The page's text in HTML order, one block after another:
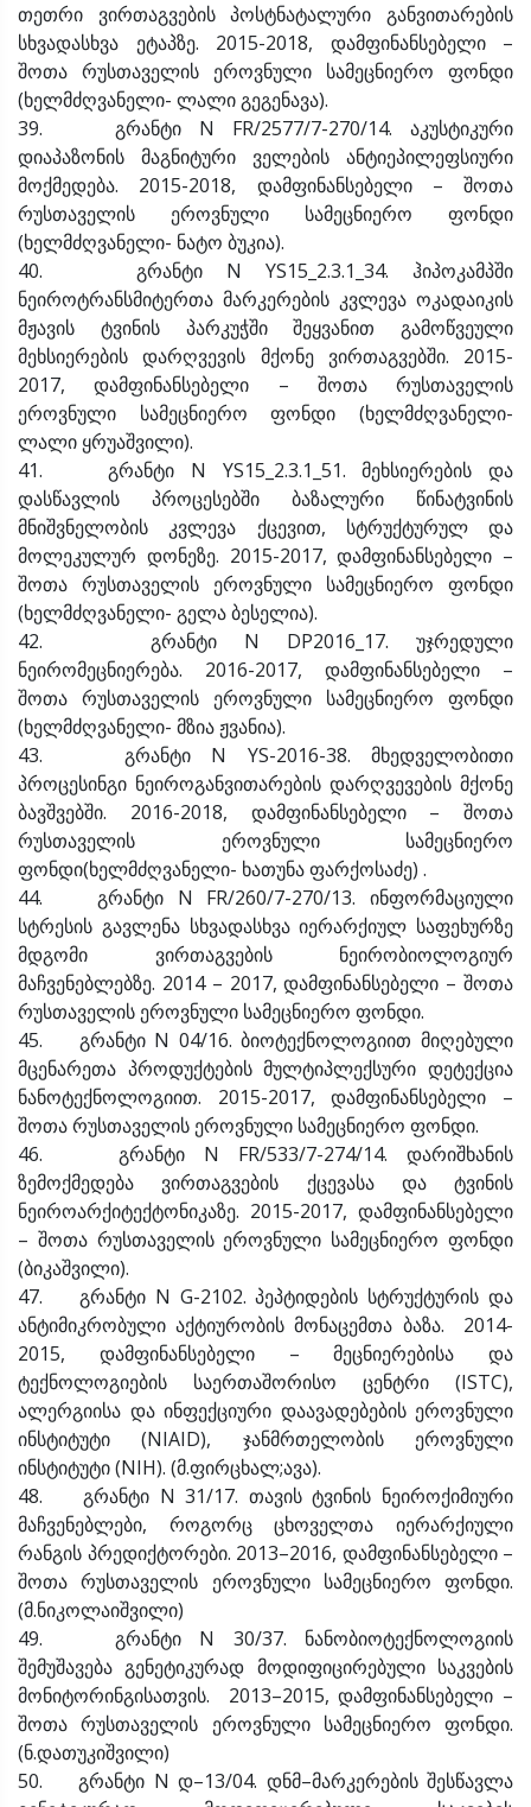
თეთრი ვირთაგვების პოსტნატალური განვითარების
სხვადასხვა ეტაპზე. 2015-2018, დამფინანსებელი –
შოთა რუსთაველის ეროვნული სამეცნიერო ფონდი
(ხელმძღვანელი- ლალი გეგენავა).
39. გრანტი N FR/2577/7-270/14. აკუსტიკური
დიაპაზონის მაგნიტური ველების ანტიეპილეფსიური
მოქმედება. 2015-2018, დამფინანსებელი – შოთა
რუსთაველის ეროვნული სამეცნიერო ფონდი
(ხელმძღვანელი- ნატო ბუკია).
40. გრანტი N YS15_2.3.1_34. ჰიპოკამპში
ნეიროტრანსმიტერთა მარკერების კვლევა ოკადაიკის
მჟავის ტვინის პარკუჭში შეყვანით გამოწვეული
მეხსიერების დარღვევის მქონე ვირთაგვებში. 2015-
2017, დამფინანსებელი – შოთა რუსთაველის
ეროვნული სამეცნიერო ფონდი (ხელმძღვანელი-
ლალი ყრუაშვილი).
41. გრანტი N YS15_2.3.1_51. მეხსიერების და
დასწავლის პროცესებში ბაზალური წინატვინის
მნიშვნელობის კვლევა ქცევით, სტრუქტურულ და
მოლეკულურ დონეზე. 2015-2017, დამფინანსებელი –
შოთა რუსთაველის ეროვნული სამეცნიერო ფონდი
(ხელმძღვანელი- გელა ბესელია).
42. გრანტი N DP2016_17. უჯრედული
ნეირომეცნიერება. 2016-2017, დამფინანსებელი –
შოთა რუსთაველის ეროვნული სამეცნიერო ფონდი
(ხელმძღვანელი- მზია ჟვანია).
43. გრანტი N YS-2016-38. მხედველობითი
პროცესინგი ნეიროგანვითარების დარღვევების მქონე
ბავშვებში. 2016-2018, დამფინანსებელი – შოთა
რუსთაველის ეროვნული სამეცნიერო
ფონდი(ხელმძღვანელი- ხათუნა ფარქოსაძე) .
44. გრანტი N FR/260/7-270/13. ინფორმაციული
სტრესის გავლენა სხვადასხვა იერარქიულ საფეხურზე
მდგომი ვირთაგვების ნეირობიოლოგიურ
მაჩვენებლებზე. 2014 – 2017, დამფინანსებელი – შოთა
რუსთაველის ეროვნული სამეცნიერო ფონდი.
45. გრანტი N 04/16. ბიოტექნოლოგიით მიღებული
მცენარეთა პროდუქტების მულტიპლექსური დეტექცია
ნანოტექნოლოგიით. 2015-2017, დამფინანსებელი –
შოთა რუსთაველის ეროვნული სამეცნიერო ფონდი.
46. გრანტი N FR/533/7-274/14. დარიშხანის
ზემოქმედება ვირთაგვების ქცევასა და ტვინის
ნეიროარქიტექტონიკაზე. 2015-2017, დამფინანსებელი
– შოთა რუსთაველის ეროვნული სამეცნიერო ფონდი
(ბიკაშვილი).
47. გრანტი N G-2102. პეპტიდების სტრუქტურის და
ანტიმიკრობული აქტიურობის მონაცემთა ბაზა. 2014-
2015, დამფინანსებელი – მეცნიერებისა და
ტექნოლოგიების საერთაშორისო ცენტრი (ISTC),
ალერგიისა და ინფექციური დაავადებების ეროვნული
ინსტიტუტი (NIAID), ჯანმრთელობის ეროვნული
ინსტიტუტი (NIH). (მ.ფირცხალ;ავა).
48. გრანტი N 31/17. თავის ტვინის ნეიროქიმიური
მაჩვენებლები, როგორც ცხოველთა იერარქიული
რანგის პრედიქტორები. 2013–2016, დამფინანსებელი –
შოთა რუსთაველის ეროვნული სამეცნიერო ფონდი.
(მ.ნიკოლაიშვილი)
49. გრანტი N 30/37. ნანობიოტექნოლოგიის
შემუშავება გენეტიკურად მოდიფიცირებული საკვების
მონიტორინგისათვის. 2013–2015, დამფინანსებელი –
შოთა რუსთაველის ეროვნული სამეცნიერო ფონდი.
(ნ.დათუკიშვილი)
50. გრანტი N დ–13/04. დნმ–მარკერების შესწავლა